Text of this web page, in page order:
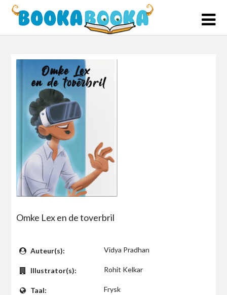
Skip
Omke Lex en de toverbril
Auteur(s): Vidya Pradhan
Illustrator(s): Rohit Kelkar
Taal: Frysk